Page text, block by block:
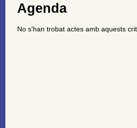
Agenda
No s'han trobat actes amb aquests